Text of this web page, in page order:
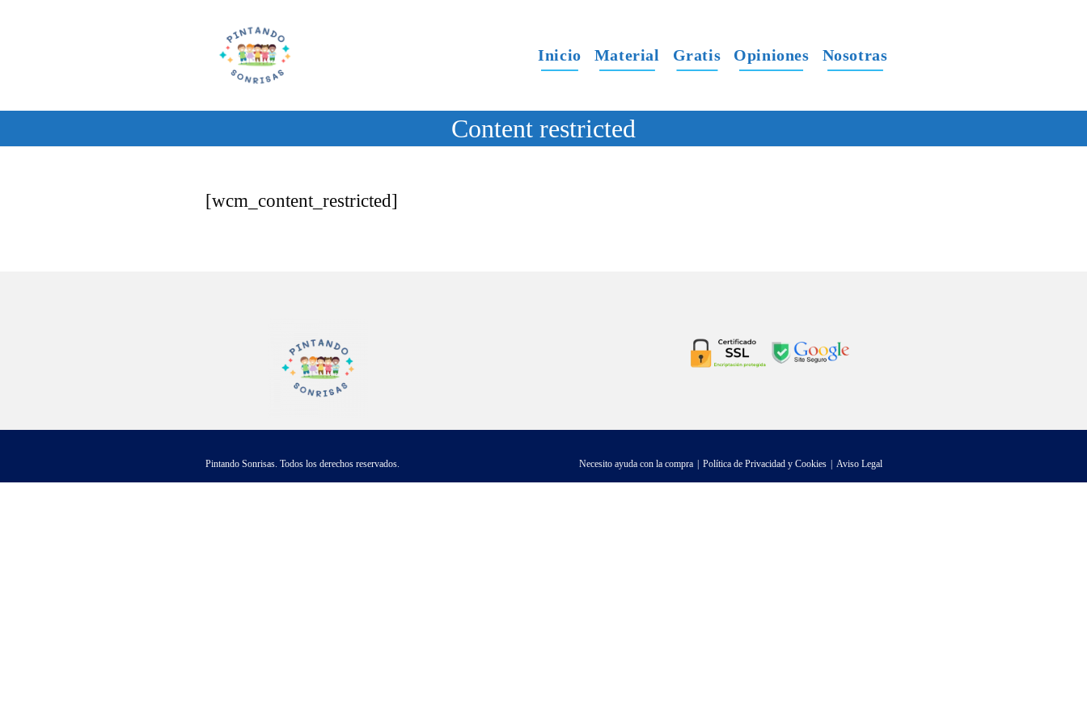
Inicio Material Gratis Opiniones Nosotras
Content restricted
[wcm_content_restricted]
Necesito ayuda con la compra Política de Privacidad y Cookies Aviso Legal
Pintando Sonrisas. Todos los derechos reservados.